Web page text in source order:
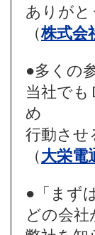
ありがと
（株式会
●多くの
当社で
め
行動させ
（大栄電
●「まず
どの会社